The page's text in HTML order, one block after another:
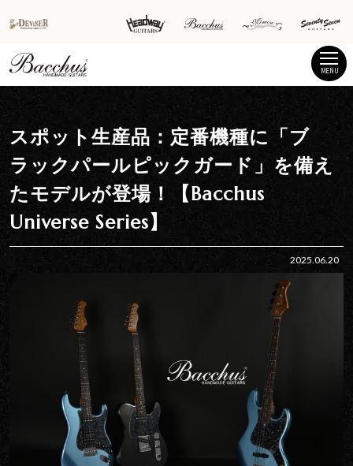
MENU
2025.06.20
スポット生産品：定番機種に「ブ
ラックパールピックガード」を備え
たモデルが登場！【Bacchus
Universe Series】